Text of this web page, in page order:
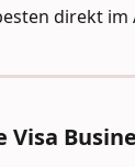
direkt im
Visa